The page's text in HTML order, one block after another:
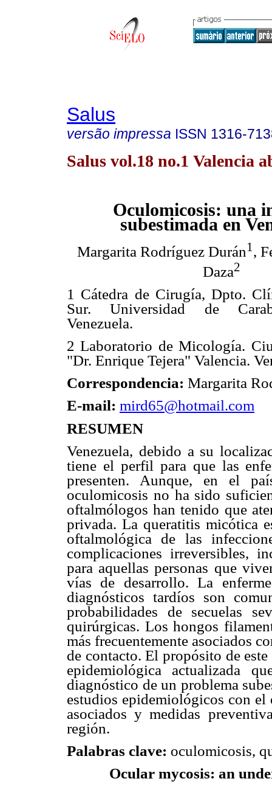
Salus
versão impressa ISSN 1316-
Salus vol.18 no.1 Valencia
Oculomicosis: una
subestimada en
Margarita Rodríguez Durán1 ,
Daza2
1 Cátedra de Cirugía, Dpto.
Sur. Universidad de
Venezuela.
2 Laboratorio de Micología.
"Dr. Enrique Tejera" Valencia.
Correspondencia: Margarita
E-mail: mird65@hotmail.com
RESUMEN
Venezuela, debido a su
tiene el perfil para que las
presenten. Aunque, en el
oculomicosis no ha sido
oftalmólogos han tenido que
privada. La queratitis micótica
oftalmológica de las
complicaciones irreversibles,
para aquellas personas que
vías de desarrollo. La
diagnósticos tardíos son
probabilidades de secuelas
quirúrgicas. Los hongos
más frecuentemente asociados
de contacto. El propósito de
epidemiológica actualizada
diagnóstico de un problema
estudios epidemiológicos con
asociados y medidas
región.
Palabras clave: oculomicosis,
Ocular mycosis: an